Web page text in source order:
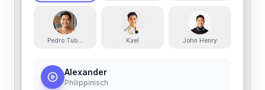
Pedro Tubero Kael John Henry
Alexander
Philippinisch